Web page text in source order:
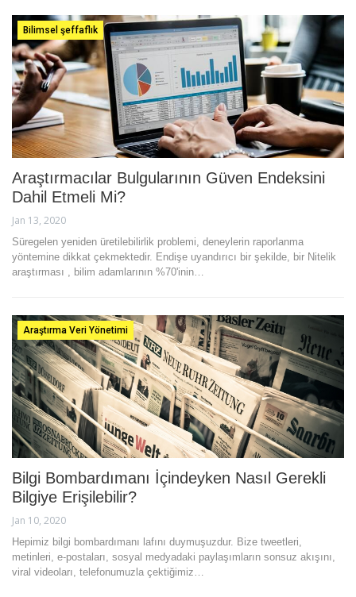
Bilimsel şeffaflık
Araştırmacılar Bulgularının Güven Endeksini
Dahil Etmeli Mi?
Jan 13, 2020
Süregelen yeniden üretilebilirlik problemi, deneylerin raporlanma
yöntemine dikkat çekmektedir. Endişe uyandırıcı bir şekilde, bir Nitelik
araştırması , bilim adamlarının %70'inin…
Araştırma Veri Yönetimi
Bilgi Bombardımanı İçindeyken Nasıl Gerekli
Bilgiye Erişilebilir?
Jan 10, 2020
Hepimiz bilgi bombardımanı lafını duymuşuzdur. Bize tweetleri,
metinleri, e-postaları, sosyal medyadaki paylaşımların sonsuz akışını,
viral videoları, telefonumuzla çektiğimiz…